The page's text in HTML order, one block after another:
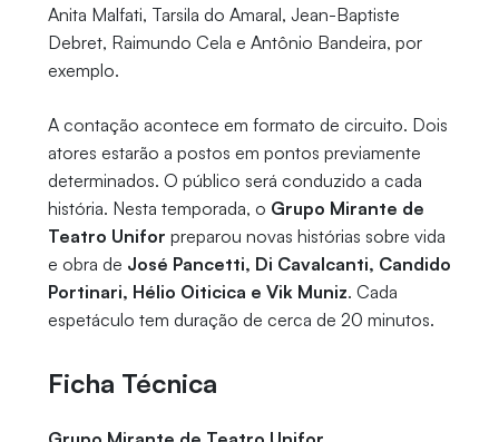
Anita Malfati, Tarsila do Amaral, Jean-Baptiste
Debret, Raimundo Cela e Antônio Bandeira, por
exemplo.
A contação acontece em formato de circuito. Dois
atores estarão a postos em pontos previamente
determinados. O público será conduzido a cada
história. Nesta temporada, o Grupo Mirante de
Teatro Unifor preparou novas histórias sobre vida
e obra de José Pancetti, Di Cavalcanti, Candido
Portinari, Hélio Oiticica e Vik Muniz. Cada
espetáculo tem duração de cerca de 20 minutos.
Ficha Técnica